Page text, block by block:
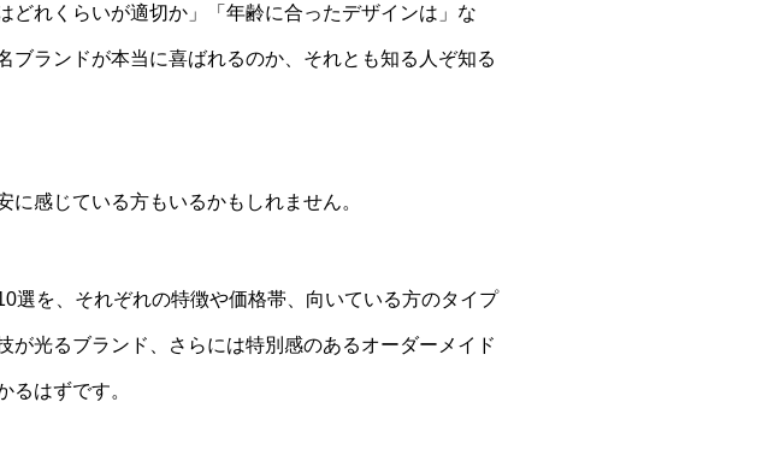
どれくらいが適切か」「年齢に合ったデザインは」な
ランドが本当に喜ばれるのか、それとも知る人ぞ知る
感じている方もいるかもしれません。
選を、それぞれの特徴や価格帯、向いている方のタイプ
光るブランド、さらには特別感のあるオーダーメイド
るはずです。